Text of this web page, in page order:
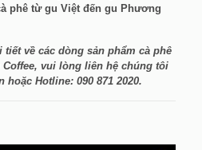
phê từ gu Việt đến gu Phương
về các dòng sản phẩm cà phê
vui lòng liên hệ chúng tôi
Hotline: 090 871 2020.